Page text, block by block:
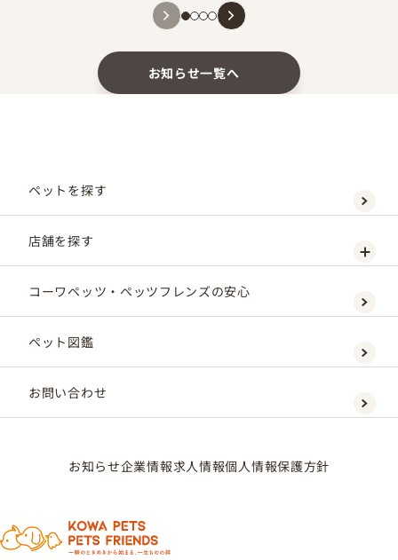
お知らせ一覧へ
ペットを探す
店舗を探す
コーワペッツ・ペッツフレンズの安心
ペット図鑑
お問い合わせ
お知らせ企業情報求人情報個人情報保護方針